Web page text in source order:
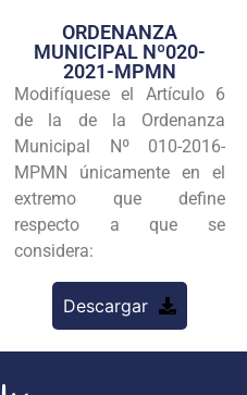
Transparencia
Seguridad
Programas
Intranet
ORDENANZA
MUNICIPAL Nº020-
2021-MPMN
Modifíquese el Artículo 6
de la de la Ordenanza
Municipal Nº 010-2016-
MPMN únicamente en el
extremo que define
respecto a que se
considera:
Descargar